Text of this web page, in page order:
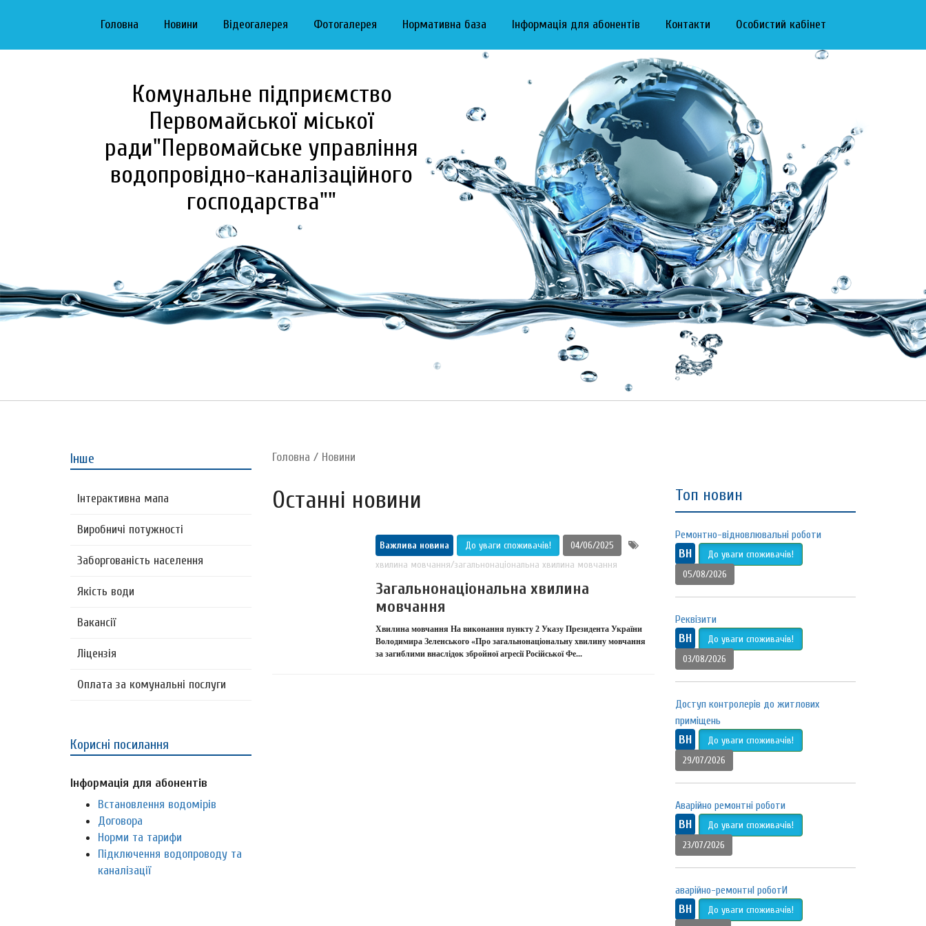
Головна Новини Відеогалерея Фотогалерея Нормативна база Інформація для абонентів Контакти Особистий кабінет
Комунальне підприємство
Первомайської міської
ради"Первомайське управління
водопровідно-каналізаційного
господарства""
Інше
Інтерактивна мапа
Виробничі потужності
Заборгованість населення
Якість води
Вакансії
Ліцензія
Оплата за комунальні послуги
Корисні посилання
Інформація для абонентів
Встановлення водомірів
Договора
Норми та тарифи
Підключення водопроводу та
каналізації
Головна / Новини
Останні новини
Важлива новина До уваги споживачів!
04/06/2025
хвилина мовчання/загальнонаціональна хвилина мовчання
Загальнонаціональна хвилина
мовчання
Хвилина мовчання На виконання пункту 2 Указу Президента України
Володимира Зеленського «Про загальнонаціональну хвилину мовчання
за загиблими внаслідок збройної агресії Російської Фе...
Топ новин
Ремонтно-відновлювальні роботи
ВН
До уваги споживачів!
05/08/2026
Реквізити
ВН
До уваги споживачів!
03/08/2026
Доступ контролерів до житлових
приміщень
ВН
До уваги споживачів!
29/07/2026
Аварійно ремонтні роботи
ВН
До уваги споживачів!
23/07/2026
аварійно-ремонтнІ роботИ
ВН
До уваги споживачів!